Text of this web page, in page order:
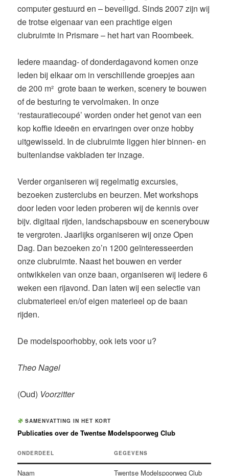
computer gestuurd en – beveiligd. Sinds 2007 zijn wij
de trotse eigenaar van een prachtige eigen
clubruimte in Prismare – het hart van Roombeek.
Iedere maandag- of donderdagavond komen onze
leden bij elkaar om in verschillende groepjes aan
de 200 m² grote baan te werken, scenery te bouwen
of de besturing te vervolmaken. In onze
‘restauratiecoupé’ worden onder het genot van een
kop koffie ideeën en ervaringen over onze hobby
uitgewisseld. In de clubruimte liggen hier binnen- en
buitenlandse vakbladen ter inzage.
Verder organiseren wij regelmatig excursies,
bezoeken zusterclubs en beurzen. Met workshops
door leden voor leden proberen wij de kennis over
bijv. digitaal rijden, landschapsbouw en scenerybouw
te vergroten. Jaarlijks organiseren wij onze Open
Dag. Dan bezoeken zo’n 1200 geïnteresseerden
onze clubruimte. Naast het bouwen en verder
ontwikkelen van onze baan, organiseren wij iedere 6
weken een rijavond. Dan laten wij een selectie van
clubmaterieel en/of eigen materieel op de baan
rijden.
De modelspoorhobby, ook iets voor u?
Theo Nagel
(Oud) Voorzitter
SAMENVATTING IN HET KORT
Publicaties over de Twentse Modelspoorweg Club
ONDERDEEL GEGEVENS
Naam Twentse Modelspoorweg Club